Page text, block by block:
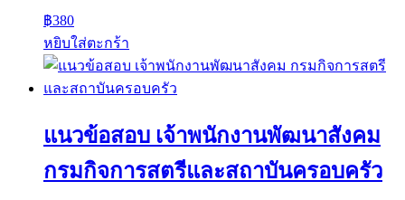
฿380
หยิบใส่ตะกร้า
แนวข้อสอบ เจ้าพนักงานพัฒนาสังคม
กรมกิจการสตรีและสถาบันครอบครัว